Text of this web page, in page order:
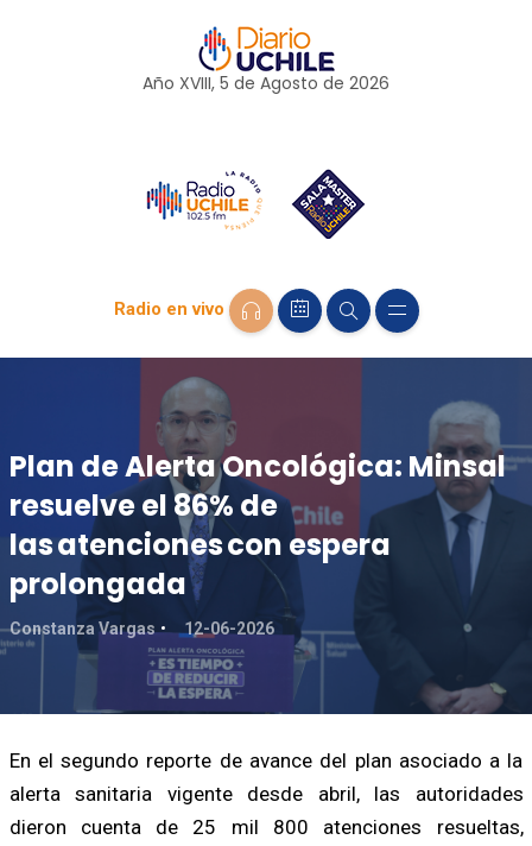
Año XVIII, 5 de Agosto de 2026
Radio en vivo
Plan de Alerta Oncológica: Minsal
resuelve el 86% de
las atenciones con espera
prolongada
Constanza Vargas 12-06-2026
En el segundo reporte de avance del plan asociado a la
alerta sanitaria vigente desde abril, las autoridades
dieron cuenta de 25 mil 800 atenciones resueltas,